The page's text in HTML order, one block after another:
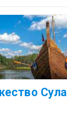
Сула